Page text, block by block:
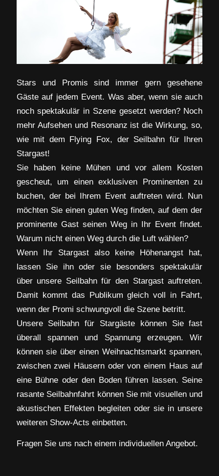
Stars und Promis sind immer gern gesehene
Gäste auf jedem Event. Was aber, wenn sie auch
noch spektakulär in Szene gesetzt werden? Noch
mehr Aufsehen und Resonanz ist die Wirkung, so,
wie mit dem Flying Fox, der Seilbahn für Ihren
Stargast!
Sie haben keine Mühen und vor allem Kosten
gescheut, um einen exklusiven Prominenten zu
buchen, der bei Ihrem Event auftreten wird. Nun
möchten Sie einen guten Weg finden, auf dem der
prominente Gast seinen Weg in Ihr Event findet.
Warum nicht einen Weg durch die Luft wählen?
Wenn Ihr Stargast also keine Höhenangst hat,
lassen Sie ihn oder sie besonders spektakulär
über unsere Seilbahn für den Stargast auftreten.
Damit kommt das Publikum gleich voll in Fahrt,
wenn der Promi schwungvoll die Szene betritt.
Unsere Seilbahn für Stargäste können Sie fast
überall spannen und Spannung erzeugen. Wir
können sie über einen Weihnachtsmarkt spannen,
zwischen zwei Häusern oder von einem Haus auf
eine Bühne oder den Boden führen lassen. Seine
rasante Seilbahnfahrt können Sie mit visuellen und
akustischen Effekten begleiten oder sie in unsere
weiteren Show-Acts einbetten.
Fragen Sie uns nach einem individuellen Angebot.